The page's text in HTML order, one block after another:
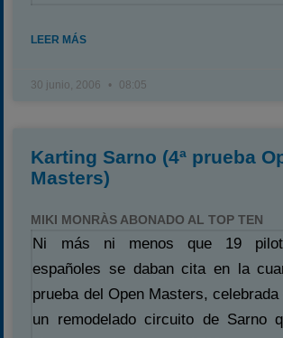
LEER MÁS
30 junio, 2006 08:05
Karting Sarno (4ª prueba
Masters)
MIKI MONRÀS ABONADO AL TOP TEN
Ni más ni menos que 19
españoles se daban cita en la
prueba del Open Masters, celebrada
un remodelado circuito de Sarno